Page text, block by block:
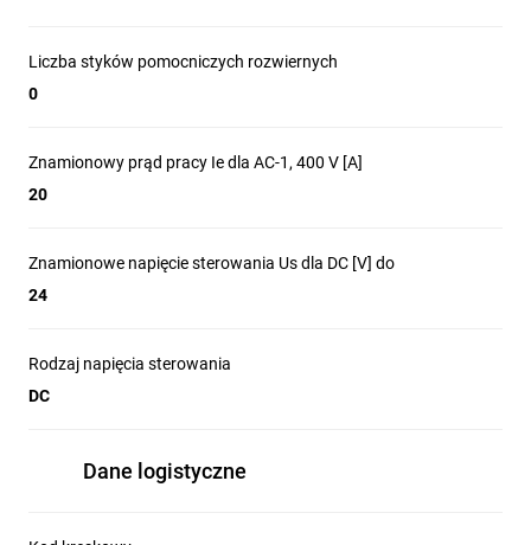
Liczba styków pomocniczych rozwiernych
0
Znamionowy prąd pracy Ie dla AC-1, 400 V [A]
20
Znamionowe napięcie sterowania Us dla DC [V] do
24
Rodzaj napięcia sterowania
DC
Dane logistyczne